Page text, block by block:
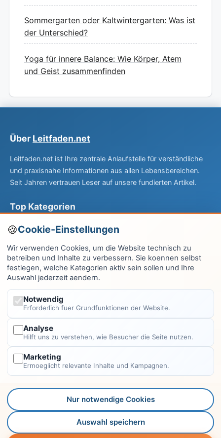
Sommergarten oder Kaltwintergarten: Was ist
der Unterschied?
Yoga für innere Balance: Wie Körper, Atem
und Geist zusammenfinden
Über Leitfaden.net
Leitfaden.net ist Ihre zentrale Anlaufstelle für verständliche
und praxisnahe Informationen aus allen Lebensbereichen.
Seit Jahren vertrauen Leser auf unsere fundierten Artikel.
Top Kategorien
Computer & EDV
Haus & Garten
Fitness & Gesundheit
Wissen & Lernen
Finanzen
Rechtliches
Impressum
Leitfaden-Konzept
Cookie-Einstellungen
Wir verwenden Cookies, um die Website technisch zu
betreiben und Inhalte zu verbessern. Sie koennen selbst
festlegen, welche Kategorien aktiv sein sollen und Ihre
Auswahl jederzeit aendern.
Notwendig
Erforderlich fuer Grundfunktionen der Website.
Analyse
Hilft uns zu verstehen, wie Besucher die Seite nutzen.
Marketing
Ermoeglicht relevante Inhalte und Kampagnen.
Nur notwendige Cookies
Auswahl speichern